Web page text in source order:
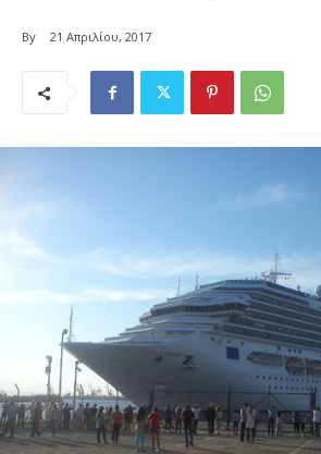
By 21 Απριλίου, 2017